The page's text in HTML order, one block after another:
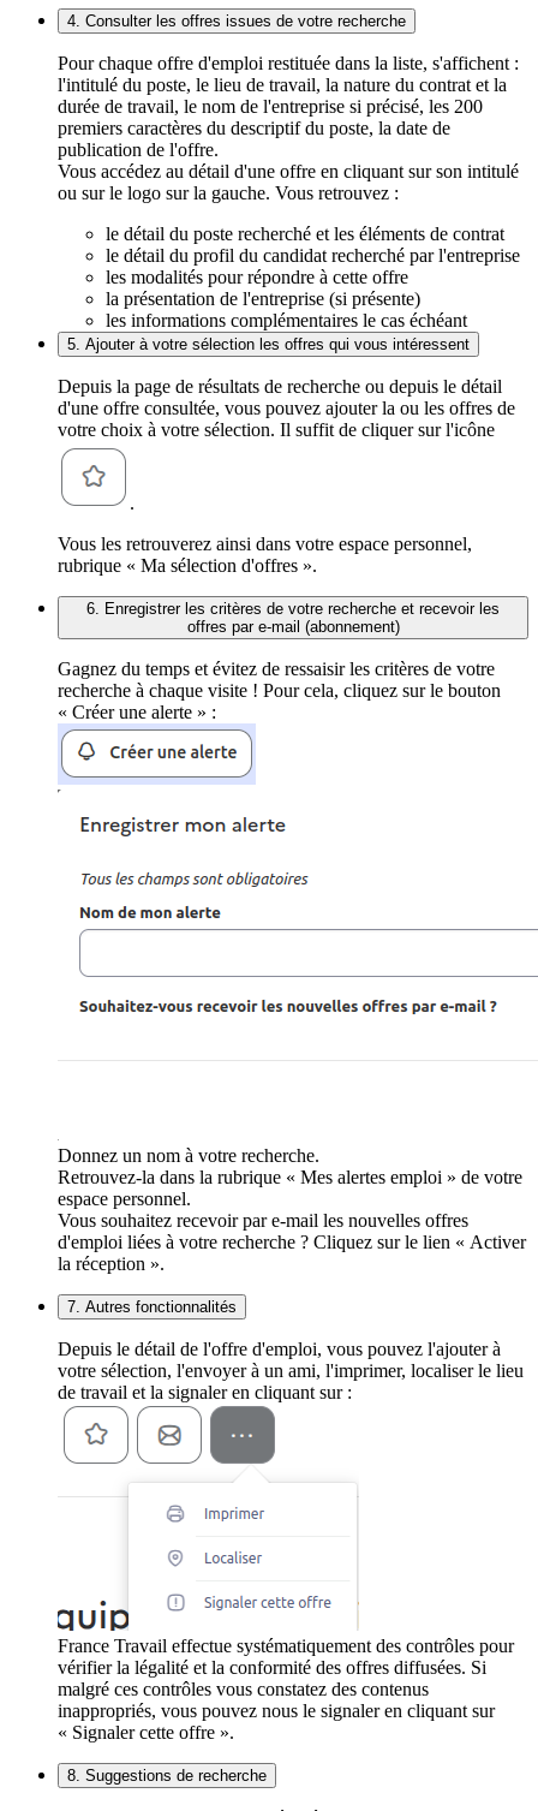
4. Consulter les offres issues de votre recherche
Pour chaque offre d'emploi restituée dans la liste, s'affichent :
l'intitulé du poste, le lieu de travail, la nature du contrat et la
durée de travail, le nom de l'entreprise si précisé, les 200
premiers caractères du descriptif du poste, la date de
publication de l'offre.
Vous accédez au détail d'une offre en cliquant sur son intitulé
ou sur le logo sur la gauche. Vous retrouvez :
le détail du poste recherché et les éléments de contrat
le détail du profil du candidat recherché par l'entreprise
les modalités pour répondre à cette offre
la présentation de l'entreprise (si présente)
les informations complémentaires le cas échéant
5. Ajouter à votre sélection les offres qui vous intéressent
Depuis la page de résultats de recherche ou depuis le détail
d'une offre consultée, vous pouvez ajouter la ou les offres de
votre choix à votre sélection. Il suffit de cliquer sur l'icône
.
Vous les retrouverez ainsi dans votre espace personnel,
rubrique « Ma sélection d'offres ».
6. Enregistrer les critères de votre recherche et recevoir les
offres par e-mail (abonnement)
Gagnez du temps et évitez de ressaisir les critères de votre
recherche à chaque visite ! Pour cela, cliquez sur le bouton
« Créer une alerte » :
Donnez un nom à votre recherche.
Retrouvez-la dans la rubrique « Mes alertes emploi » de votre
espace personnel.
Vous souhaitez recevoir par e-mail les nouvelles offres
d'emploi liées à votre recherche ? Cliquez sur le lien « Activer
la réception ».
7. Autres fonctionnalités
Depuis le détail de l'offre d'emploi, vous pouvez l'ajouter à
votre sélection, l'envoyer à un ami, l'imprimer, localiser le lieu
de travail et la signaler en cliquant sur :
France Travail effectue systématiquement des contrôles pour
vérifier la légalité et la conformité des offres diffusées. Si
malgré ces contrôles vous constatez des contenus
inappropriés, vous pouvez nous le signaler en cliquant sur
« Signaler cette offre ».
8. Suggestions de recherche